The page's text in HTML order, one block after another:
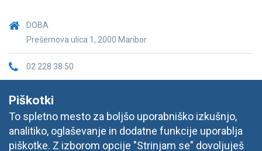
DOBA
Prešernova ulica 1, 2000 Maribor
02 228 38 50
informacije@doba.si
Piškotki
To spletno mesto za boljšo uporabniško izkušnjo,
analitiko, oglaševanje in dodatne funkcije uporablja
piškotke. Z izborom opcije "Strinjam se" dovoljuješ